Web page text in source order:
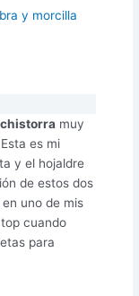
y morcilla
muy
es mi
y el hojaldre
de estos dos
uno de mis
cuando
para